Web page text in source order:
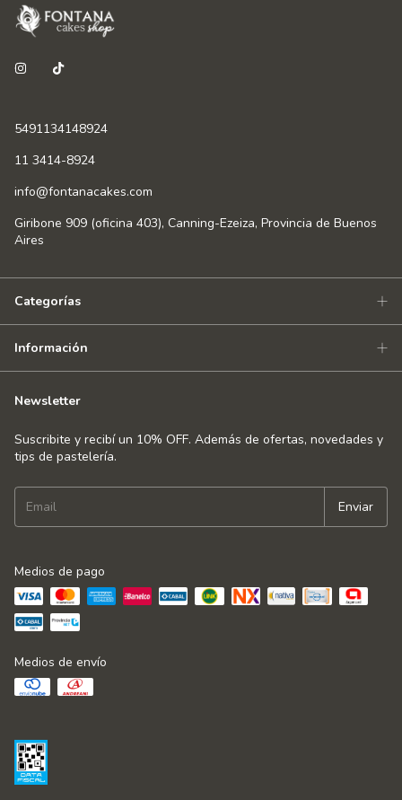
5491134148924
11 3414-8924
info@fontanacakes.com
Giribone 909 (oficina 403), Canning-Ezeiza, Provincia de Buenos
Aires
Categorías
Información
Newsletter
Suscribite y recibí un 10% OFF. Además de ofertas, novedades y
tips de pastelería.
Medios de pago
Medios de envío